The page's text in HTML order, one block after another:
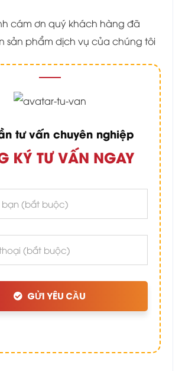
cám ơn quý khách hàng đã
sản phẩm dịch vụ của chúng tôi
tư vấn chuyên nghiệp
KÝ TƯ VẤN NGAY
GỬI YÊU CẦU